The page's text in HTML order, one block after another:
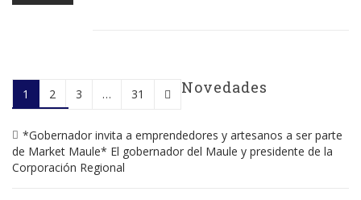
1 2 3 … 31 Novedades
*Gobernador invita a emprendedores y artesanos a ser parte
de Market Maule* El gobernador del Maule y presidente de la
Corporación Regional